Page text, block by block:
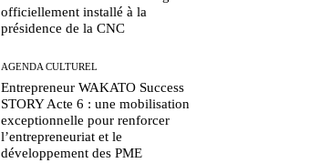
officiellement installé à la
présidence de la CNC
AGENDA CULTUREL
Entrepreneur WAKATO Success
STORY Acte 6 : une mobilisation
exceptionnelle pour renforcer
l’entrepreneuriat et le
développement des PME